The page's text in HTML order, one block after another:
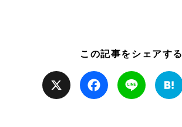
この記事をシェアする
Facebook Line